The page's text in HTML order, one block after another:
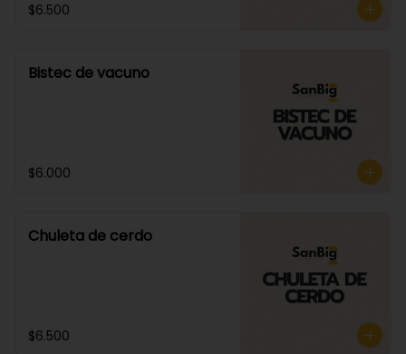
$6.500
Bistec de vacuno
$6.000
Chuleta de cerdo
$6.500